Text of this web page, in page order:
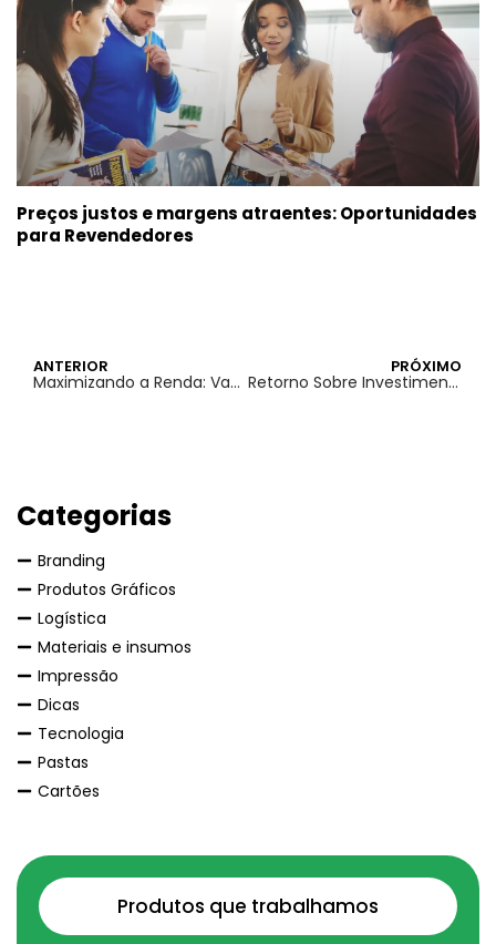
Preços justos e margens atraentes: Oportunidades
para Revendedores
ANTERIOR
Maximizando a Renda: Vantagens de Oferecer Cartazes Personalizados no Setor de Marketing
PRÓXIMO
Retorno Sobre Investimento: Por Que Investir em Cartazes de Alta Qualidade Transforma Resultados
Categorias
Branding
Produtos Gráficos
Logística
Materiais e insumos
Impressão
Dicas
Tecnologia
Pastas
Cartões
Produtos que trabalhamos